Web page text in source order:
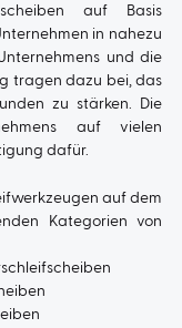
auf Basis
in nahezu
und die
tragen dazu bei, das
zu stärken. Die
auf vielen
dafür.
auf dem
Kategorien von